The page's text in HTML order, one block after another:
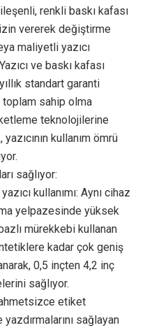
renkli baskı kafası
izin vererek değiştirme
maliyetli yazıcı
ve baskı kafası
standart garanti
toplam sahip olma
teknolojilerine
kullanım ömrü
sağlıyor:
kullanımı: Aynı cihaz
yelpazesinde yüksek
mürekkebi kullanan
kadar çok geniş
0,5 inçten 4,2 inç
sağlıyor.
etiket
sağlayan